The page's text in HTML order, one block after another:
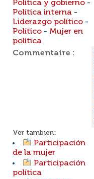
Política y gobierno -
Política interna -
Liderazgo político -
Político - Mujer en
política
Commentaire :
Ver también:
Participación
de la mujer
Participación
política